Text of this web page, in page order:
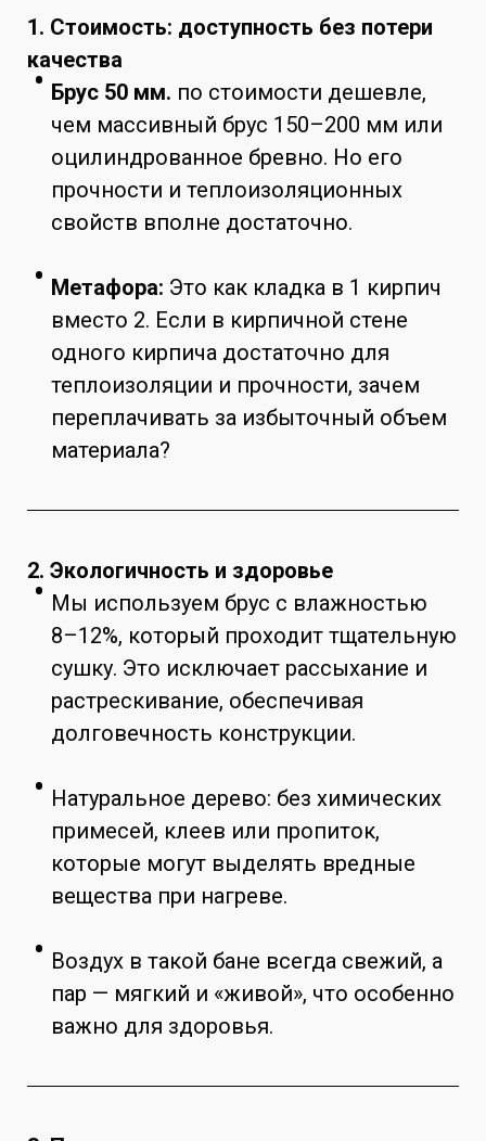
1. Стоимость: доступность без потери
качества
Брус 50 мм. по стоимости дешевле,
чем массивный брус 150–200 мм или
оцилиндрованное бревно. Но его
прочности и теплоизоляционных
свойств вполне достаточно.
Метафора: Это как кладка в 1 кирпич
вместо 2. Если в кирпичной стене
одного кирпича достаточно для
теплоизоляции и прочности, зачем
переплачивать за избыточный объем
материала?
2. Экологичность и здоровье
Мы используем брус с влажностью
8–12%, который проходит тщательную
сушку. Это исключает рассыхание и
растрескивание, обеспечивая
долговечность конструкции.
Натуральное дерево: без химических
примесей, клеев или пропиток,
которые могут выделять вредные
вещества при нагреве.
Воздух в такой бане всегда свежий, а
пар — мягкий и «живой», что особенно
важно для здоровья.